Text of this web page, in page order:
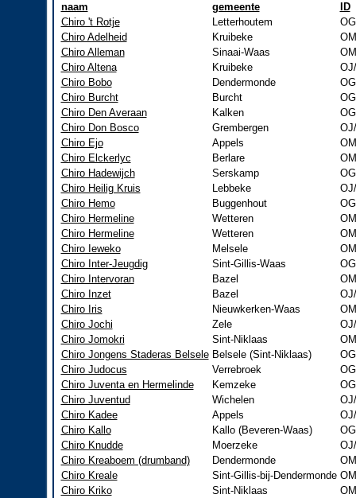
naam gemeente
ID
Chiro 't Rotje
Letterhoutem
Chiro Adelheid
Kruibeke
Chiro Alleman
Sinaai-Waas
Chiro Altena
Kruibeke
Chiro Bobo
Dendermonde
Chiro Burcht
Burcht
Chiro Den Averaan
Kalken
Chiro Don Bosco
Grembergen
Chiro Ejo
Appels
Chiro Elckerlyc
Berlare
Chiro Hadewijch
Serskamp
Chiro Heilig Kruis
Lebbeke
Chiro Hemo
Buggenhout
Chiro Hermeline
Wetteren
Chiro Hermeline
Wetteren
Chiro Ieweko
Melsele
Chiro Inter-Jeugdig
Sint-Gillis-Waas
Chiro Intervoran
Bazel
Chiro Inzet
Bazel
Chiro Iris
Nieuwkerken-Waas
Chiro Jochi
Zele
Chiro Jomokri
Sint-Niklaas
Chiro Jongens Staderas Belsele Belsele (Sint-Niklaas)
Chiro Judocus
Verrebroek
Chiro Juventa en Hermelinde
Kemzeke
Chiro Juventud
Wichelen
Chiro Kadee
Appels
Chiro Kallo
Kallo (Beveren-Waas)
Chiro Knudde
Moerzeke
Chiro Kreaboem (drumband)
Dendermonde
Chiro Kreale
Sint-Gillis-bij-Dendermonde
Chiro Kriko
Sint-Niklaas